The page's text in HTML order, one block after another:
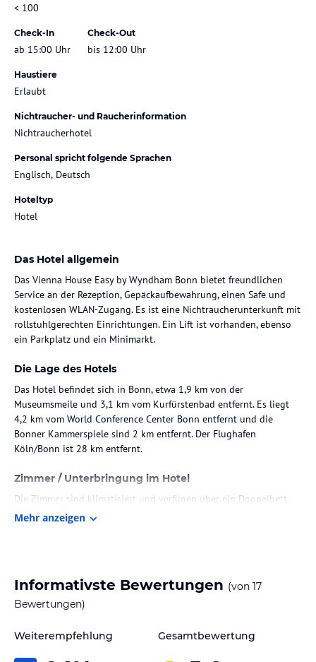
< 100
Check-In
ab 15:00 Uhr
Check-Out
bis 12:00 Uhr
Haustiere
Erlaubt
Nichtraucher- und Raucherinformation
Nichtraucherhotel
Personal spricht folgende Sprachen
Englisch, Deutsch
Hoteltyp
Hotel
Das Hotel allgemein
Das Vienna House Easy by Wyndham Bonn bietet freundlichen
Service an der Rezeption, Gepäckaufbewahrung, einen Safe und
kostenlosen WLAN-Zugang. Es ist eine Nichtraucherunterkunft mit
rollstuhlgerechten Einrichtungen. Ein Lift ist vorhanden, ebenso
ein Parkplatz und ein Minimarkt.
Die Lage des Hotels
Das Hotel befindet sich in Bonn, etwa 1,9 km von der
Museumsmeile und 3,1 km vom Kurfürstenbad entfernt. Es liegt
4,2 km vom World Conference Center Bonn entfernt und die
Bonner Kammerspiele sind 2 km entfernt. Der Flughafen
Köln/Bonn ist 28 km entfernt.
Zimmer / Unterbringung im Hotel
Die Zimmer sind klimatisiert und verfügen über ein Doppelbett,
ein Queensize-Bett oder ein Kingsize-Bett. Zur Ausstattung
Gastronomie im Hotel
in Buffetform.
Mehr anzeigen
Informativste Bewertungen (von 17
Bewertungen)
Weiterempfehlung Gesamtbewertung